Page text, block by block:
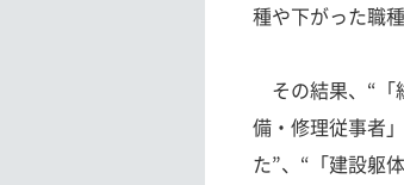
種や下がった職
その結果、“「
備・修理従事者
た”、“「建設躯